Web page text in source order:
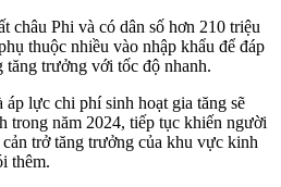
châu Phi và có dân số hơn 210 triệu
thuộc nhiều vào nhập khẩu để đáp
tăng trưởng với tốc độ nhanh.
lực chi phí sinh hoạt gia tăng sẽ
trong năm 2024, tiếp tục khiến người
trở tăng trưởng của khu vực kinh
thêm.